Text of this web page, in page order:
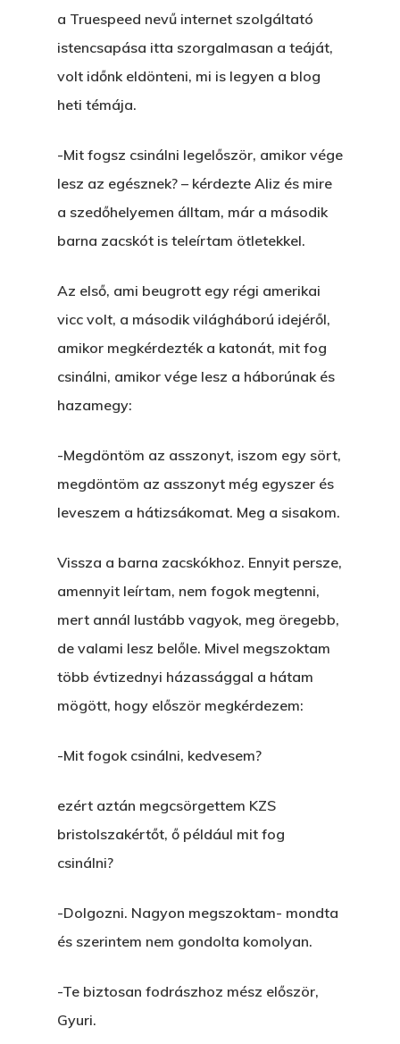
a Truespeed nevű internet szolgáltató
istencsapása itta szorgalmasan a teáját,
volt időnk eldönteni, mi is legyen a blog
heti témája.
-Mit fogsz csinálni legelőször, amikor vége
lesz az egésznek? – kérdezte Aliz és mire
a szedőhelyemen álltam, már a második
barna zacskót is teleírtam ötletekkel.
Az első, ami beugrott egy régi amerikai
vicc volt, a második világháború idejéről,
amikor megkérdezték a katonát, mit fog
csinálni, amikor vége lesz a háborúnak és
hazamegy:
-Megdöntöm az asszonyt, iszom egy sört,
megdöntöm az asszonyt még egyszer és
leveszem a hátizsákomat. Meg a sisakom.
Vissza a barna zacskókhoz. Ennyit persze,
amennyit leírtam, nem fogok megtenni,
mert annál lustább vagyok, meg öregebb,
de valami lesz belőle. Mivel megszoktam
több évtizednyi házassággal a hátam
mögött, hogy először megkérdezem:
-Mit fogok csinálni, kedvesem?
ezért aztán megcsörgettem KZS
bristolszakértőt, ő például mit fog
csinálni?
-Dolgozni. Nagyon megszoktam- mondta
és szerintem nem gondolta komolyan.
-Te biztosan fodrászhoz mész először,
Gyuri.